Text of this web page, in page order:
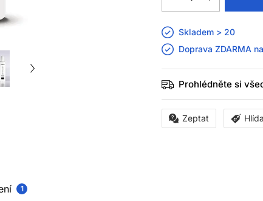
Skladem > 20
Doprava ZDARMA
Prohlédněte si
Zeptat
1